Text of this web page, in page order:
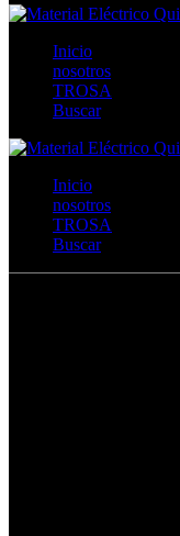
Inicio
nosotros
TROSA
Buscar
Inicio
nosotros
TROSA
Buscar